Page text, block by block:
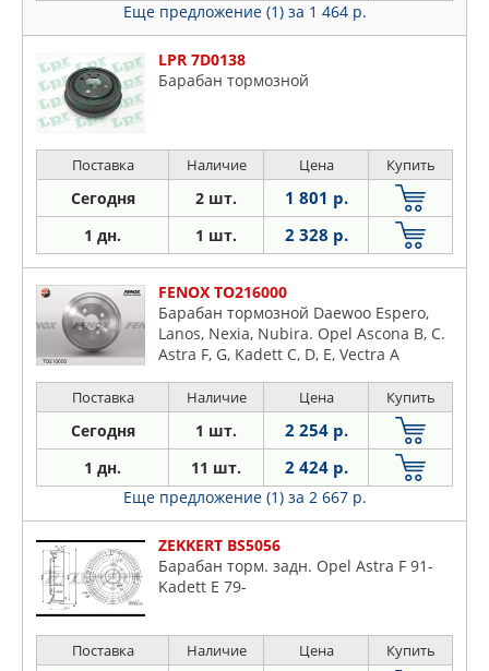
Еще предложение (1) за 1 464 р.
LPR 7D0138
Барабан тормозной
Поставка Наличие Цена Купить
Сегодня 2 шт. 1 801 р.
1 дн. 1 шт. 2 328 р.
FENOX TO216000
Барабан тормозной Daewoo Espero,
Lanos, Nexia, Nubira. Opel Ascona B, C.
Astra F, G, Kadett C, D, E, Vectra A
Поставка Наличие Цена Купить
Сегодня 1 шт. 2 254 р.
1 дн. 11 шт. 2 424 р.
Еще предложение (1) за 2 667 р.
ZEKKERT BS5056
Барабан торм. задн. Opel Astra F 91-
Kadett E 79-
Поставка Наличие Цена Купить